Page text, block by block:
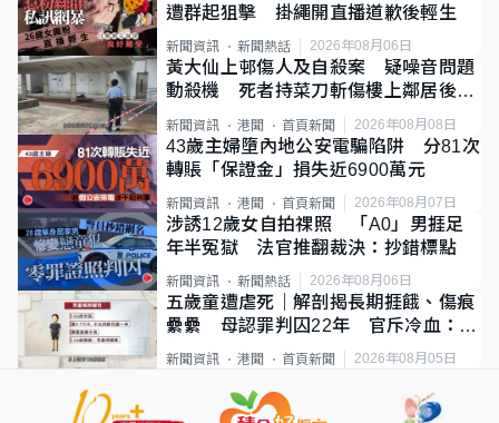
遭群起狙擊 掛繩開直播道歉後輕生
新聞資訊 新聞熱話 2026年08月06日
黃大仙上邨傷人及自殺案 疑噪音問題
動殺機 死者持菜刀斬傷樓上鄰居後墮
新聞資訊 港聞 首頁新聞 2026年08月08日
43歲主婦墮內地公安電騙陷阱 分81次
轉賬「保證金」損失近6900萬元
新聞資訊 港聞 首頁新聞 2026年08月07日
涉誘12歲女自拍祼照 「A0」男捱足
年半冤獄 法官推翻裁決：抄錯標點
新聞資訊 新聞熱話 2026年08月06日
五歲童遭虐死｜解剖揭長期捱餓、傷痕
纍纍 母認罪判囚22年 官斥冷血：同
類案最惡劣
新聞資訊 港聞 首頁新聞 2026年08月05日